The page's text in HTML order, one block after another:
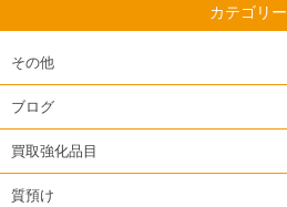
カテゴリー
その他
ブログ
買取強化品目
質預け